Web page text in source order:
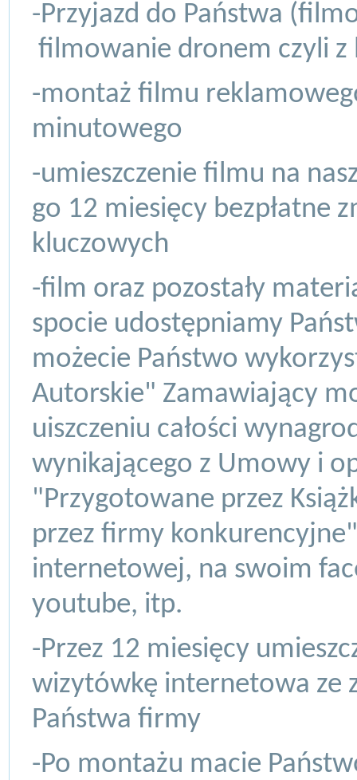
-Przyjazd do Państwa
filmowanie dronem czyli z
-montaż filmu
minutowego
-umieszczenie filmu na
go 12 miesięcy bezpłatne
kluczowych
-film oraz pozostały
spocie udostępniamy
możecie Państwo
Autorskie" Zamawiający
uiszczeniu całości
wynikającego z Umowy i
"Przygotowane przez
przez firmy
internetowej, na swoim
youtube, itp.
-Przez 12 miesięcy
wizytówkę internetowa ze
Państwa firmy
-Po montażu macie